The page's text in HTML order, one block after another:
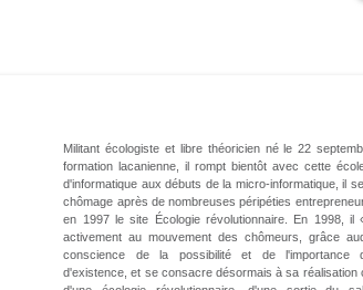
Militant écologiste et libre théoricien né le 22
formation lacanienne, il rompt bientôt avec cette
d'informatique aux débuts de la micro-informatique, il
chômage après de nombreuses péripéties
en 1997 le site Écologie révolutionnaire. En 1998, il
activement au mouvement des chômeurs, grâce
conscience de la possibilité et de l'importance
d'existence, et se consacre désormais à sa réalisation